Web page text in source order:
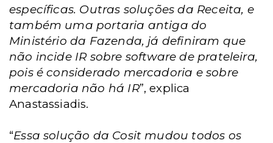
específicas. Outras soluções da Receita, e
também uma portaria antiga do
Ministério da Fazenda, já definiram que
não incide IR sobre software de prateleira,
pois é considerado mercadoria e sobre
mercadoria não há IR”, explica
Anastassiadis.
“Essa solução da Cosit mudou todos os